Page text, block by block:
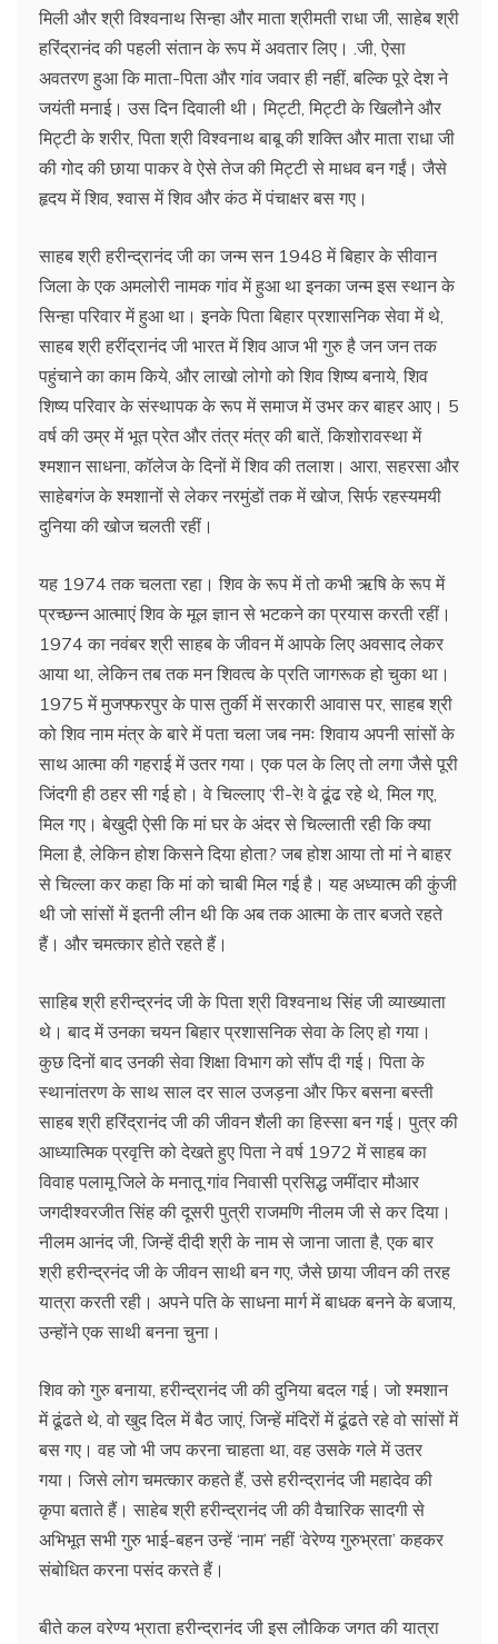
मिली और श्री विश्वनाथ सिन्हा और माता श्रीमती राधा जी, साहेब श्री
हरिंद्रानंद की पहली संतान के रूप में अवतार लिए। .जी, ऐसा
अवतरण हुआ कि माता-पिता और गांव जवार ही नहीं, बल्कि पूरे देश ने
जयंती मनाई। उस दिन दिवाली थी। मिट्टी, मिट्टी के खिलौने और
मिट्टी के शरीर, पिता श्री विश्वनाथ बाबू की शक्ति और माता राधा जी
की गोद की छाया पाकर वे ऐसे तेज की मिट्टी से माधव बन गईं। जैसे
हृदय में शिव, श्वास में शिव और कंठ में पंचाक्षर बस गए।
साहब श्री हरीन्द्रानंद जी का जन्म सन 1948 में बिहार के सीवान
जिला के एक अमलोरी नामक गांव में हुआ था इनका जन्म इस स्थान के
सिन्हा परिवार में हुआ था। इनके पिता बिहार प्रशासनिक सेवा में थे,
साहब श्री हरींद्रानंद जी भारत में शिव आज भी गुरु है जन जन तक
पहुंचाने का काम किये, और लाखो लोगो को शिव शिष्य बनाये, शिव
शिष्य परिवार के संस्थापक के रूप में समाज में उभर कर बाहर आए। 5
वर्ष की उम्र में भूत प्रेत और तंत्र मंत्र की बातें, किशोरावस्था में
श्मशान साधना, कॉलेज के दिनों में शिव की तलाश। आरा, सहरसा और
साहेबगंज के श्मशानों से लेकर नरमुंडों तक में खोज, सिर्फ रहस्यमयी
दुनिया की खोज चलती रहीं।
यह 1974 तक चलता रहा। शिव के रूप में तो कभी ऋषि के रूप में
प्रच्छन्न आत्माएं शिव के मूल ज्ञान से भटकने का प्रयास करती रहीं।
1974 का नवंबर श्री साहब के जीवन में आपके लिए अवसाद लेकर
आया था, लेकिन तब तक मन शिवत्व के प्रति जागरूक हो चुका था।
1975 में मुजफ्फरपुर के पास तुर्की में सरकारी आवास पर, साहब श्री
को शिव नाम मंत्र के बारे में पता चला जब नमः शिवाय अपनी सांसों के
साथ आत्मा की गहराई में उतर गया। एक पल के लिए तो लगा जैसे पूरी
जिंदगी ही ठहर सी गई हो। वे चिल्लाए ‘री-रे! वे ढूंढ रहे थे, मिल गए,
मिल गए। बेखुदी ऐसी कि मां घर के अंदर से चिल्लाती रही कि क्या
मिला है, लेकिन होश किसने दिया होता? जब होश आया तो मां ने बाहर
से चिल्ला कर कहा कि मां को चाबी मिल गई है। यह अध्यात्म की कुंजी
थी जो सांसों में इतनी लीन थी कि अब तक आत्मा के तार बजते रहते
हैं। और चमत्कार होते रहते हैं।
साहिब श्री हरीन्द्रनंद जी के पिता श्री विश्वनाथ सिंह जी व्याख्याता
थे। बाद में उनका चयन बिहार प्रशासनिक सेवा के लिए हो गया।
कुछ दिनों बाद उनकी सेवा शिक्षा विभाग को सौंप दी गई। पिता के
स्थानांतरण के साथ साल दर साल उजड़ना और फिर बसना बस्ती
साहब श्री हरिंद्रानंद जी की जीवन शैली का हिस्सा बन गई। पुत्र की
आध्यात्मिक प्रवृत्ति को देखते हुए पिता ने वर्ष 1972 में साहब का
विवाह पलामू जिले के मनातू गांव निवासी प्रसिद्ध जमींदार मौआर
जगदीश्वरजीत सिंह की दूसरी पुत्री राजमणि नीलम जी से कर दिया।
नीलम आनंद जी, जिन्हें दीदी श्री के नाम से जाना जाता है, एक बार
श्री हरीन्द्रनंद जी के जीवन साथी बन गए, जैसे छाया जीवन की तरह
यात्रा करती रही। अपने पति के साधना मार्ग में बाधक बनने के बजाय,
उन्होंने एक साथी बनना चुना।
शिव को गुरु बनाया, हरीन्द्रानंद जी की दुनिया बदल गई। जो श्मशान
में ढूंढते थे, वो खुद दिल में बैठ जाएं, जिन्हें मंदिरों में ढूंढते रहे वो सांसों में
बस गए। वह जो भी जप करना चाहता था, वह उसके गले में उतर
गया। जिसे लोग चमत्कार कहते हैं, उसे हरीन्द्रानंद जी महादेव की
कृपा बताते हैं। साहेब श्री हरीन्द्रानंद जी की वैचारिक सादगी से
अभिभूत सभी गुरु भाई-बहन उन्हें ‘नाम’ नहीं ‘वेरेण्य गुरुभ्रता’ कहकर
संबोधित करना पसंद करते हैं।
बीते कल वरेण्य भ्राता हरीन्द्रानंद जी इस लौकिक जगत की यात्रा